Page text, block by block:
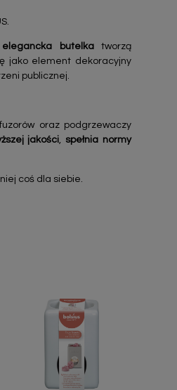
butelkatworzą
jako element dekoracyjny
publicznej.
oraz podgrzewaczy
jakości,spełnia normy
coś dla siebie.